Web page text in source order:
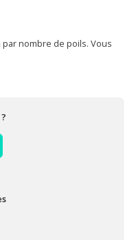
nombre de poils. Vous